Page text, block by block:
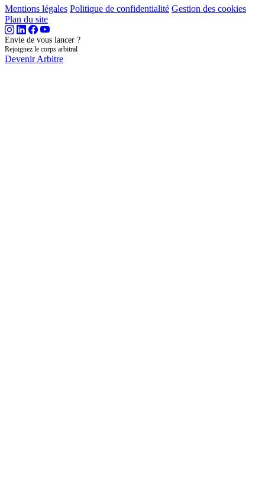
Mentions légales Politique de confidentialité Gestion des cookies
Plan du site
Envie de vous lancer ?
Rejoignez le corps arbitral
Devenir Arbitre